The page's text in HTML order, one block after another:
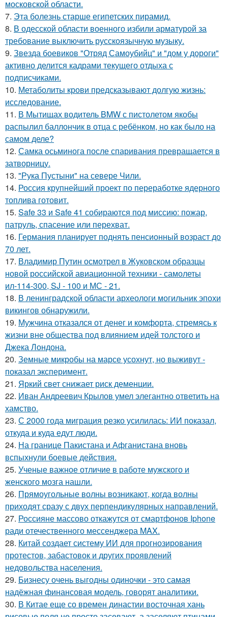
московской области.
7. Эта болезнь старше египетских пирамид.
8. В одесской области военного избили арматурой за
требование выключить русскоязычную музыку.
9. Звезда боевиков "Отряд Самоубийц" и "дом у дороги"
активно делится кадрами текущего отдыха с
подписчиками.
10. Метаболиты крови предсказывают долгую жизнь:
исследование.
11. В Мытищах водитель BMW с пистолетом якобы
распылил баллончик в отца с ребёнком, но как было на
самом деле?
12. Самка осьминога после спаривания превращается в
затворницу.
13. "Рука Пустыни" на севере Чили.
14. Россия крупнейший проект по переработке ядерного
топлива готовит.
15. Safe 33 и Safe 41 собираются под миссию: пожар,
патруль, спасение или перехват.
16. Германия планирует поднять пенсионный возраст до
70 лет.
17. Владимир Путин осмотрел в Жуковском образцы
новой российской авиационной техники - самолеты
ил-114-300, SJ - 100 и МС - 21.
18. В ленинградской области археологи могильник эпохи
викингов обнаружили.
19. Мужчина отказался от денег и комфорта, стремясь к
жизни вне общества под влиянием идей толстого и
Джека Лондона.
20. Земные микробы на марсе усохнут, но выживут -
показал эксперимент.
21. Яркий свет снижает риск деменции.
22. Иван Андреевич Крылов умел элегантно ответить на
хамство.
23. С 2000 года миграция резко усилилась: ИИ показал,
откуда и куда едут люди.
24. На границе Пакистана и Афганистана вновь
вспыхнули боевые действия.
25. Ученые важное отличие в работе мужского и
женского мозга нашли.
26. Прямоугольные волны возникают, когда волны
приходят сразу с двух перпендикулярных направлений.
27. Россияне массово откажутся от смартфонов Iphone
ради отечественного мессенджера MAX.
28. Китай создает систему ИИ для прогнозирования
протестов, забастовок и других проявлений
недовольства населения.
29. Бизнесу очень выгодны одиночки - это самая
надёжная финансовая модель, говорят аналитики.
30. В Китае еще со времен династии восточная хань